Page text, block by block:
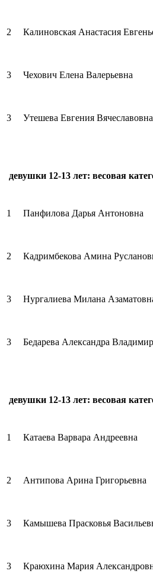
2 Калиновская Анастасия
3 Чехович Елена Валерьевна
3 Утешева Евгения Вячеславовна
девушки 12-13 лет: весовая
1 Панфилова Дарья Антоновна
2 Кадримбекова Амина
3 Нургалиева Милана
3 Бедарева Александра
девушки 12-13 лет: весовая
1 Катаева Варвара Андреевна
2 Антипова Арина Григорьевна
3 Камышева Прасковья
3 Краюхина Мария